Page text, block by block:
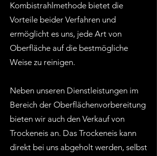
Kombistrahlmethode bietet die
Vorteile beider Verfahren und
ermöglicht es uns, jede Art von
Oberfläche auf die bestmögliche
Weise zu reinigen.
Neben unseren Dienstleistungen im
Bereich der Oberflächenvorbereitung
bieten wir auch den Verkauf von
Trockeneis an. Das Trockeneis kann
direkt bei uns abgeholt werden, selbst